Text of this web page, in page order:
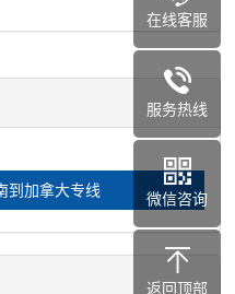
到加拿大专线
在线客服
服务热线
微信咨询
返回顶部